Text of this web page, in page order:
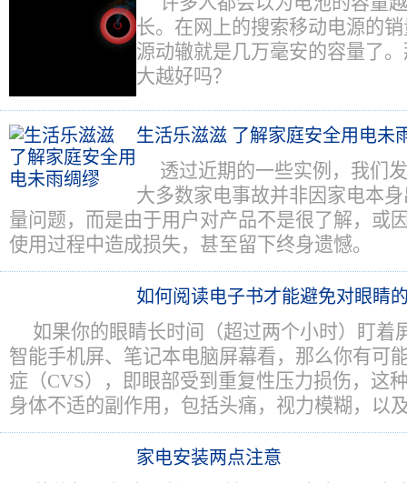
长。在网上的搜索移动电源的
源动辙就是几万毫安的容量了
大越好吗？
生活乐滋滋 了解家庭安全用电未
透过近期的一些实例，我们
大多数家电事故并非因家电本
量问题，而是由于用户对产品不是很了解，或
使用过程中造成损失，甚至留下终身遗憾。
如何阅读电子书才能避免对眼睛
如果你的眼睛长时间（超过两个小时）盯
智能手机屏、笔记本电脑屏幕看，那么你有可
症（CVS），即眼部受到重复性压力损伤，这
身体不适的副作用，包括头痛，视力模糊，以
家电安装两点注意